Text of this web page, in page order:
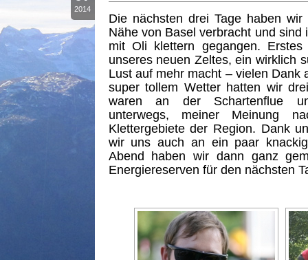
2014
Die nächsten drei Tage haben
Nähe von Basel verbracht und
mit Oli klettern gegangen.
unseres neuen Zeltes, ein wirklich
Lust auf mehr macht – vielen Dank
super tollem Wetter hatten wir
waren an der Schartenflue
unterwegs, meiner Meinung
Klettergebiete der Region. Dank
wir uns auch an ein paar
Abend haben wir dann ganz
Energiereserven für den nächsten